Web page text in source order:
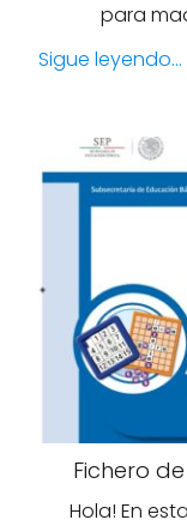
para
Sigue leyendo...
Fichero
Hola! En